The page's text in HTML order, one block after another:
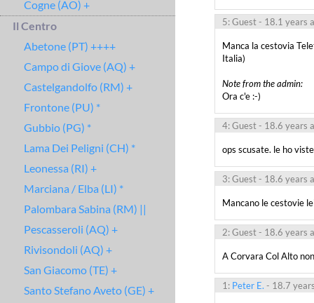
Cogne (AO) +
Il Centro
Abetone (PT) ++++
Campo di Giove (AQ) +
Castelgandolfo (RM) +
Frontone (PU) *
Gubbio (PG) *
Lama Dei Peligni (CH) *
Leonessa (RI) +
Marciana / Elba (LI) *
Palombara Sabina (RM) ||
Pescasseroli (AQ) +
Rivisondoli (AQ) +
San Giacomo (TE) +
Santo Stefano Aveto (GE) +
5: Guest- 18.1 years
Manca la cestovia
Note from the admin:
Ora c'e :-)
4: Guest- 18.6 years
ops scusate. le ho
3: Guest- 18.6 years
Mancano le cestovie
2: Guest- 18.6 years
A Corvara Col Alto
1: Peter E. - 18.7